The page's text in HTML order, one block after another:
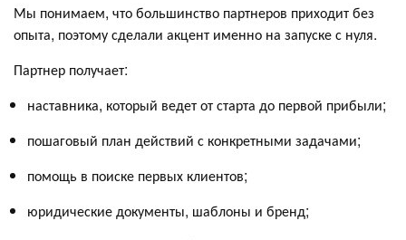
Мы понимаем, что большинство партнеров приходит без
опыта, поэтому сделали акцент именно на запуске с нуля.
Партнер получает:
наставника, который ведет от старта до первой прибыли;
пошаговый план действий с конкретными задачами;
помощь в поиске первых клиентов;
юридические документы, шаблоны и бренд;